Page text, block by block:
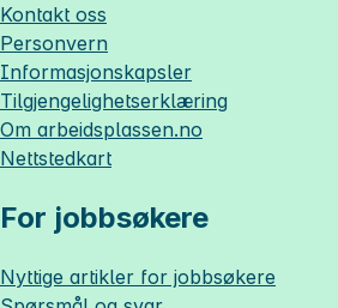
Kontakt oss
Personvern
Informasjonskapsler
Tilgjengelighetserklæring
Om arbeidsplassen.no
Nettstedkart
For jobbsøkere
Nyttige artikler for jobbsøkere